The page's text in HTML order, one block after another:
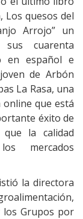
Los quesos del
Arrojo” un
cuarenta
en español e
de Arbón
La Rasa, una
que está
éxito de
la calidad
mercados
la directora
los Grupos por